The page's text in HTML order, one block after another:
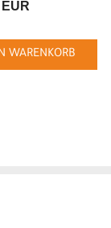
WARENKORB